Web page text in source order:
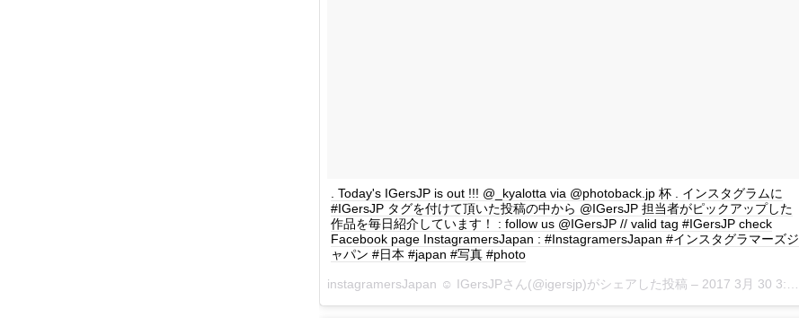
. Today's IGersJP is out !!! @_kyalotta via @photoback.jp 杯 . インスタグラムに
#IGersJP タグを付けて頂いた投稿の中から @IGersJP 担当者がピックアップした
作品を毎日紹介しています！ : follow us @IGersJP // valid tag #IGersJP check
Facebook page InstagramersJapan : #InstagramersJapan #インスタグラマーズジ
ャパン #日本 #japan #写真 #photo
instagramersJapan ☺︎ IGersJPさん(@igersjp)がシェアした投稿 – 2017 3月 30 3:34午前 PDT